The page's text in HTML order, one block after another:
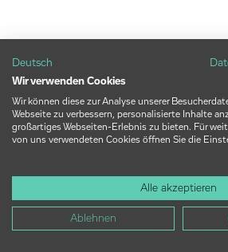
Deutsch
Wir verwenden Cookies
Wir können diese zur Analyse unserer
Webseite zu verbessern, personalisierte Inhalte
großartiges Webseiten-Erlebnis zu bieten. Für
von uns verwendeten Cookies öffnen Sie die
Alle akzeptieren
Ablehnen